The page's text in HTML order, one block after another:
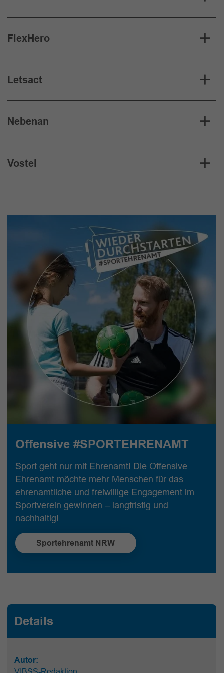
FlexHero
Letsact
Nebenan
Vostel
Offensive #SPORTEHRENAMT
Sport geht nur mit Ehrenamt! Die Offensive
Ehrenamt möchte mehr Menschen für das
ehrenamtliche und freiwillige Engagement im
Sportverein gewinnen – langfristig und
nachhaltig!
Sportehrenamt NRW
Details
Autor: